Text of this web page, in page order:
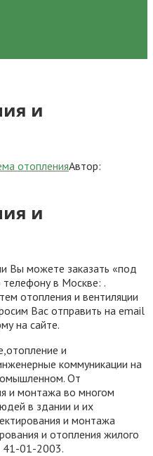
и
отопленияАвтор:
и
Вы можете заказать «под
в Москве: .
отопления и вентиляции
Вас отправить на email
на сайте.
и
коммуникации на
От
и монтажа во многом
в здании и их
и монтажа
и отопления жилого
41-01-2003.